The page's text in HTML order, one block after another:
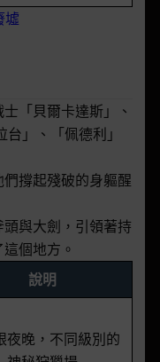
墟
「貝爾卡達斯」、
」、「佩德利」
撐起殘破的身軀醒
與大劍，引領著持
個地方。
說明
夜晚，不同級別的